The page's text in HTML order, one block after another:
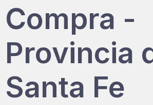
Compra -
Provincia
Santa Fe